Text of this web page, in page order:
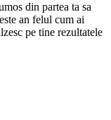
din partea ta sa
an felul cum ai
pe tine rezultatele